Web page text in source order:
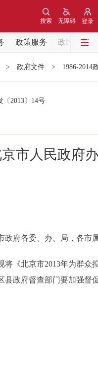
登录
无障碍
搜索
政策服务
政民互动
> 政府文件 > 1986-2014
〔2013〕 14号
京市人民政府
政府各委、办、局，各市
北京市2013年为群众
县政府督查部门要加强督